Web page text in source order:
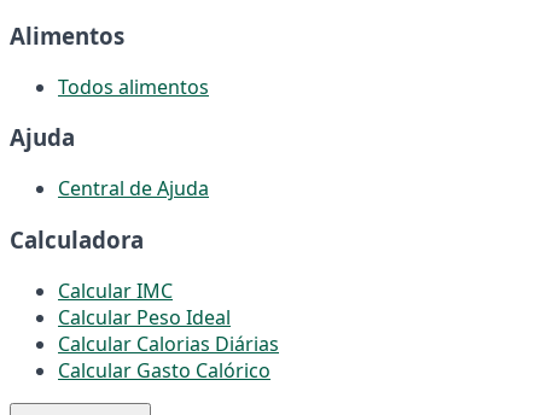
Alimentos
Todos alimentos
Ajuda
Central de Ajuda
Calculadora
Calcular IMC
Calcular Peso Ideal
Calcular Calorias Diárias
Calcular Gasto Calórico